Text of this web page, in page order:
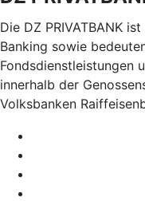
Die DZ PRIVATBANK
Banking sowie
Fondsdienstleistungen
innerhalb der
Volksbanken